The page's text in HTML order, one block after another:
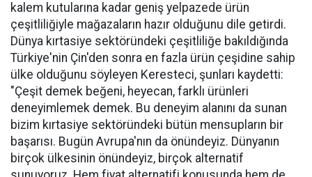
kalem kutularına kadar geniş yelpazede ürün
çeşitliliğiyle mağazaların hazır olduğunu dile getirdi.
Dünya kırtasiye sektöründeki çeşitliliğe bakıldığında
Türkiye'nin Çin'den sonra en fazla ürün çeşidine sahip
ülke olduğunu söyleyen Keresteci, şunları kaydetti:
"Çeşit demek beğeni, heyecan, farklı ürünleri
deneyimlemek demek. Bu deneyim alanını da sunan
bizim kırtasiye sektöründeki bütün mensupların bir
başarısı. Bugün Avrupa'nın da önündeyiz. Dünyanın
birçok ülkesinin önündeyiz, birçok alternatif